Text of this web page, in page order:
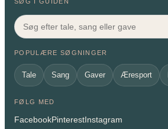
POPULÆRE SØGNINGER
Tale Sang Gaver Æresport
FØLG MED
FacebookPinterestInstagram